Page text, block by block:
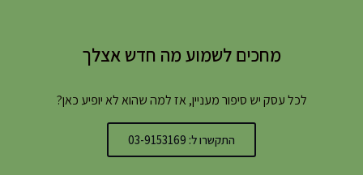
מחכים לשמוע מה חדש אצלך
לכל עסק יש סיפור מעניין, אז למה שהוא לא יופיע כאן?
התקשרו ל: 03-9153169